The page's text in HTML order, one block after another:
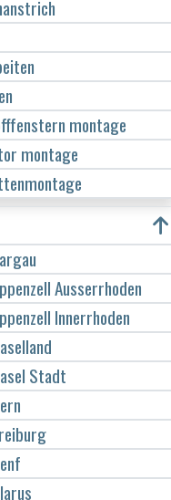
montage
montage
Ausserrhoden
Innerrhoden
Stadt